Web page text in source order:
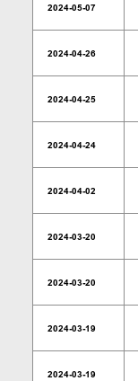
2024-05-07
2024-04-26
2024-04-25
2024-04-24
2024-04-02
2024-03-20
2024-03-20
2024-03-19
2024-03-19